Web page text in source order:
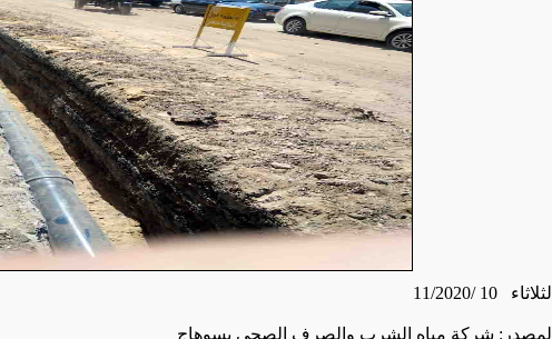
الثلاثاء 10 /11/2020
المصدر: شركة مياه الشرب والصرف الصحى بسوهاج